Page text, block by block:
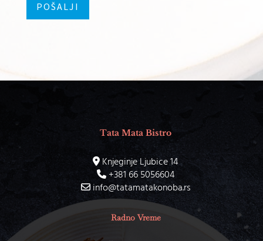
+381 62 8883303
POŠALJI
Tata Mata Bistro
Knjeginje Ljubice 14
+381 66 5056604
info@tatamatakonoba.rs
Radno Vreme